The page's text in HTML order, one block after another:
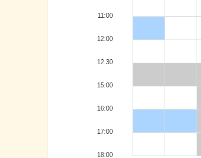
11:00
12:00
12:30
15:00
16:00
17:00
18:00